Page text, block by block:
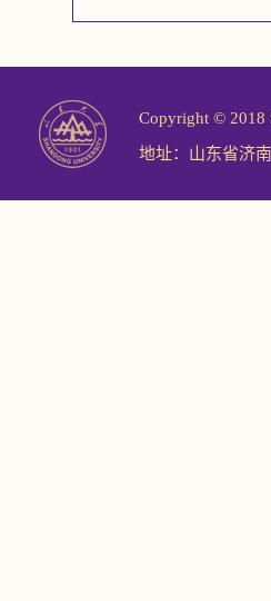
Copyright © 2018
地址：山东省济